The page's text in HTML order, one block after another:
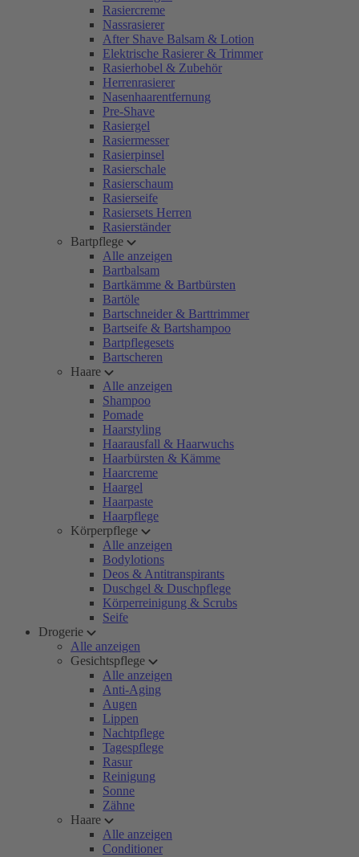
Rasiercreme
Nassrasierer
After Shave Balsam & Lotion
Elektrische Rasierer & Trimmer
Rasierhobel & Zubehör
Herrenrasierer
Nasenhaarentfernung
Pre-Shave
Rasiergel
Rasiermesser
Rasierpinsel
Rasierschale
Rasierschaum
Rasierseife
Rasiersets Herren
Rasierständer
Bartpflege
Alle anzeigen
Bartbalsam
Bartkämme & Bartbürsten
Bartöle
Bartschneider & Barttrimmer
Bartseife & Bartshampoo
Bartpflegesets
Bartscheren
Haare
Alle anzeigen
Shampoo
Pomade
Haarstyling
Haarausfall & Haarwuchs
Haarbürsten & Kämme
Haarcreme
Haargel
Haarpaste
Haarpflege
Körperpflege
Alle anzeigen
Bodylotions
Deos & Antitranspirants
Duschgel & Duschpflege
Körperreinigung & Scrubs
Seife
Drogerie
Alle anzeigen
Gesichtspflege
Alle anzeigen
Anti-Aging
Augen
Lippen
Nachtpflege
Tagespflege
Rasur
Reinigung
Sonne
Zähne
Haare
Alle anzeigen
Conditioner